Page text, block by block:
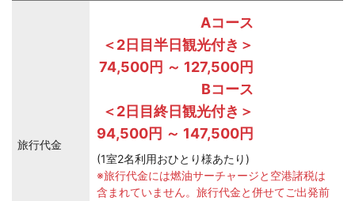
旅行代金
Aコース
＜2日目半日観光付き＞
74,500円 ～ 127,500円
Bコース
＜2日目終日観光付き＞
94,500円 ～ 147,500円
(1室2名利用おひとり様あたり)
※旅行代金には燃油サーチャージと空港諸税は
含まれていません。旅行代金と併せてご出発前